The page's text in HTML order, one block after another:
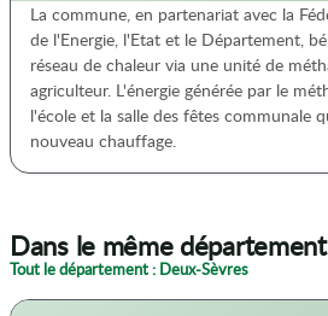
La commune, en partenariat avec la
de l'Energie, l'Etat et le Département,
réseau de chaleur via une unité de
agriculteur. L'énergie générée par le
l'école et la salle des fêtes communale
nouveau chauffage.
Dans le même
Tout le département : Deux-Sèvres